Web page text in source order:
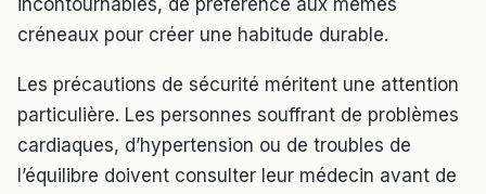
incontournables, de préférence aux mêmes
créneaux pour créer une habitude durable.
Les précautions de sécurité méritent une attention
particulière. Les personnes souffrant de problèmes
cardiaques, d’hypertension ou de troubles de
l’équilibre doivent consulter leur médecin avant de